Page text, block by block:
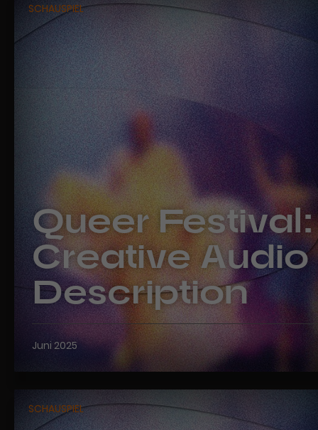
SCHAUSPIEL
Queer Festival:
Creative Audio
Description
Juni 2025
SCHAUSPIEL